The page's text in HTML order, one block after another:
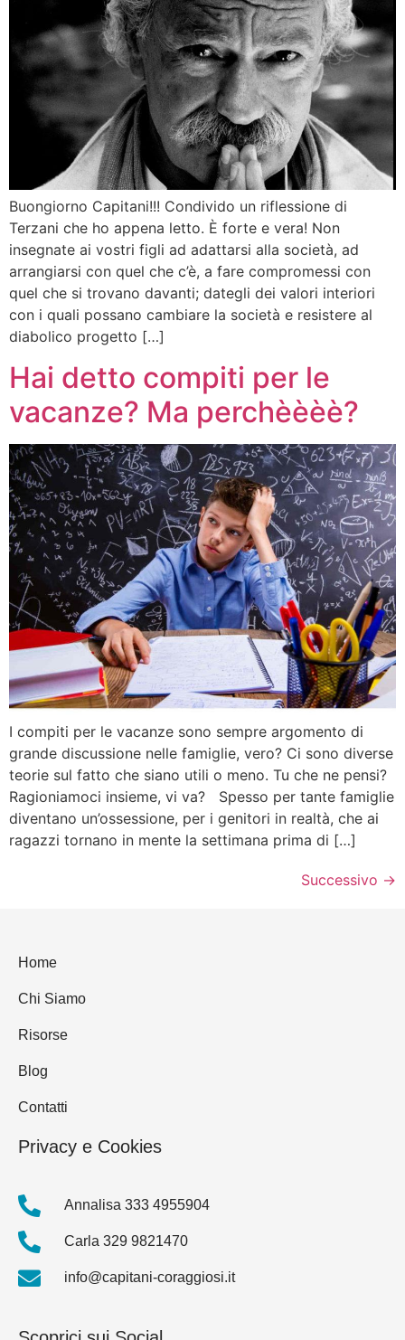
Buongiorno Capitani!!! Condivido un riflessione di
Terzani che ho appena letto. È forte e vera! Non
insegnate ai vostri figli ad adattarsi alla società, ad
arrangiarsi con quel che c’è, a fare compromessi con
quel che si trovano davanti; dategli dei valori interiori
con i quali possano cambiare la società e resistere al
diabolico progetto […]
Hai detto compiti per le
vacanze? Ma perchèèèè?
I compiti per le vacanze sono sempre argomento di
grande discussione nelle famiglie, vero? Ci sono diverse
teorie sul fatto che siano utili o meno. Tu che ne pensi?
Ragioniamoci insieme, vi va? Spesso per tante famiglie
diventano un’ossessione, per i genitori in realtà, che ai
ragazzi tornano in mente la settimana prima di […]
Successivo →
Home
Chi Siamo
Risorse
Blog
Contatti
Privacy e Cookies
Annalisa 333 4955904
Carla 329 9821470
info@capitani-coraggiosi.it